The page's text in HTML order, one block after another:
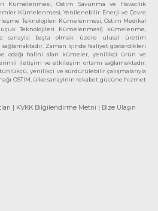
Kümelenmesi, Ostim Savunma ve Havacılık
Kümelenmesi, Yenilenebilir Enerji ve Çevre
Teknolojileri Kümelenmesi, Ostim Medikal
Teknolojileri Kümelenmesi) kümelenme,
sanayisi başta olmak üzere ulusal üretim
Zaman içinde faaliyet gösterdikleri
odağı halini alan kümeler, yenilikçi ürün ve
iletişim ve etkileşim ortamı sağlamaktadır.
yenilikçi ve sürdürülebilir çalışmalarıyla
OSTİM, ülke sanayinin rekabet gücüne hizmet
| KVKK Bilgilendirme Metni | Bize Ulaşın